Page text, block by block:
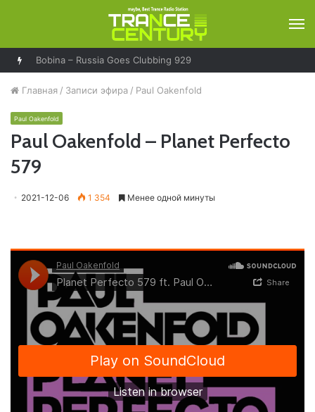
Bobina – Russia Goes Clubbing 929
Главная / Записи эфира / Paul Oakenfold
Paul Oakenfold
Paul Oakenfold – Planet Perfecto
579
2021-12-06 1 354 Менее одной минуты